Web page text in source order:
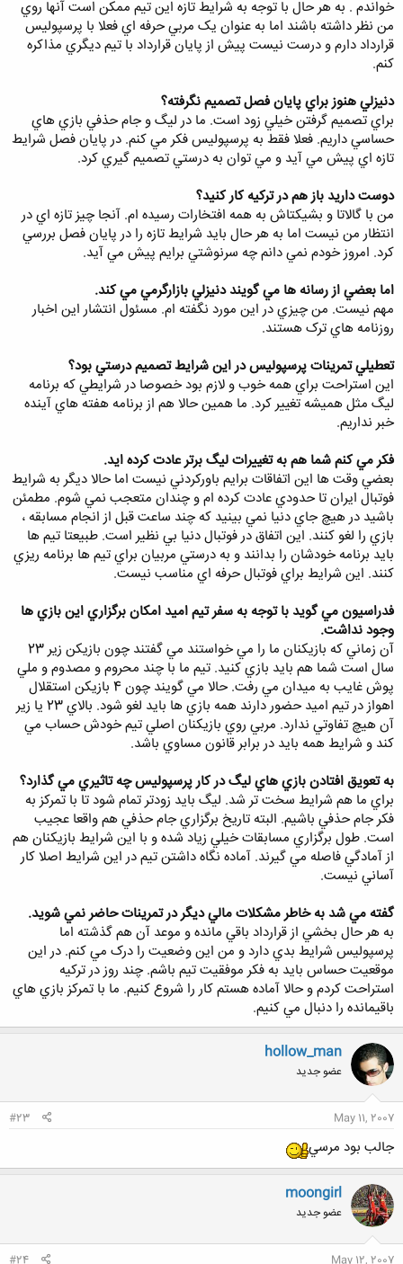
خواندم . به هر حال با توجه به شرايط تازه اين تيم ممکن است آنها روي
من نظر داشته باشند اما به عنوان يک مربي حرفه اي فعلا با پرسپوليس
قرارداد دارم و درست نيست پيش از پايان قرارداد با تيم ديگري مذاکره
کنم.
دنيزلي هنوز براي پايان فصل تصميم نگرفته؟
براي تصميم گرفتن خيلي زود است. ما در ليگ و جام حذفي بازي هاي
حساسي داريم. فعلا فقط به پرسپوليس فکر مي کنم. در پايان فصل شرايط
تازه اي پيش مي آيد و مي توان به درستي تصميم گيري کرد.
دوست داريد باز هم در ترکيه کار کنيد؟
من با گالاتا و بشيکتاش به همه افتخارات رسيده ام. آنجا چيز تازه اي در
انتظار من نيست اما به هر حال بايد شرايط تازه را در پايان فصل بررسي
کرد. امروز خودم نمي دانم چه سرنوشتي برايم پيش مي آيد.
اما بعضي از رسانه ها مي گويند دنيزلي بازارگرمي مي کند.
مهم نيست. من چيزي در اين مورد نگفته ام. مسئول انتشار اين اخبار
روزنامه هاي ترک هستند.
تعطيلي تمرينات پرسپوليس در اين شرايط تصميم درستي بود؟
اين استراحت براي همه خوب و لازم بود خصوصا در شرايطي که برنامه
ليگ مثل هميشه تغيير کرد. ما همين حالا هم از برنامه هفته هاي آينده
خبر نداريم.
فکر مي کنم شما هم به تغييرات ليگ برتر عادت کرده ايد.
بعضي وقت ها اين اتفاقات برايم باورکردني نيست اما حالا ديگر به شرايط
فوتبال ايران تا حدودي عادت کرده ام و چندان متعجب نمي شوم. مطمئن
باشيد در هيچ جاي دنيا نمي بينيد که چند ساعت قبل از انجام مسابقه ،
بازي را لغو کنند. اين اتفاق در فوتبال دنيا بي نظير است. طبيعتا تيم ها
بايد برنامه خودشان را بدانند و به درستي مربيان براي تيم ها برنامه ريزي
کنند. اين شرايط براي فوتبال حرفه اي مناسب نيست.
فدراسيون مي گويد با توجه به سفر تيم اميد امکان برگزاري اين بازي ها
وجود نداشت.
آن زماني که بازيکنان ما را مي خواستند مي گفتند چون بازيکن زير 23
سال است شما هم بايد بازي کنيد. تيم ما با چند محروم و مصدوم و ملي
پوش غايب به ميدان مي رفت. حالا مي گويند چون 4 بازيکن استقلال
اهواز در تيم اميد حضور دارند همه بازي ها بايد لغو شود. بالاي 23 يا زير
آن هيچ تفاوتي ندارد. مربي روي بازيکنان اصلي تيم خودش حساب مي
کند و شرايط همه بايد در برابر قانون مساوي باشد.
به تعويق افتادن بازي هاي ليگ در کار پرسپوليس چه تاثيري مي گذارد؟
براي ما هم شرايط سخت تر شد. ليگ بايد زودتر تمام شود تا با تمرکز به
فکر جام حذفي باشيم. البته تاريخ برگزاري جام حذفي هم واقعا عجيب
است. طول برگزاري مسابقات خيلي زياد شده و با اين شرايط بازيکنان هم
از آمادگي فاصله مي گيرند. آماده نگاه داشتن تيم در اين شرايط اصلا کار
آساني نيست.
گفته مي شد به خاطر مشکلات مالي ديگر در تمرينات حاضر نمي شويد.
به هر حال بخشي از قرارداد باقي مانده و موعد آن هم گذشته اما
پرسپوليس شرايط بدي دارد و من اين وضعيت را درک مي کنم. در اين
موقعيت حساس بايد به فکر موفقيت تيم باشم. چند روز در ترکيه
استراحت کردم و حالا آماده هستم کار را شروع کنيم. ما با تمرکز بازي هاي
باقيمانده را دنبال مي کنيم.
hollow_man
عضو جدید
May 11, 2007
#23
جالب بود مرسي
moongirl
عضو جدید
May 12, 2007
#24